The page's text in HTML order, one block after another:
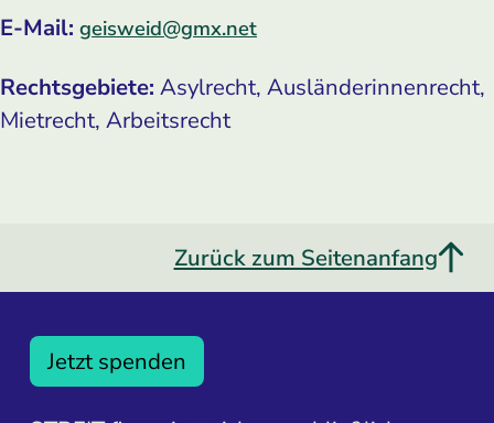
E-Mail: geisweid@gmx.net
Rechtsgebiete: Asylrecht, Ausländerinnenrecht,
Mietrecht, Arbeitsrecht
Zurück zum Seitenanfang
Jetzt spenden